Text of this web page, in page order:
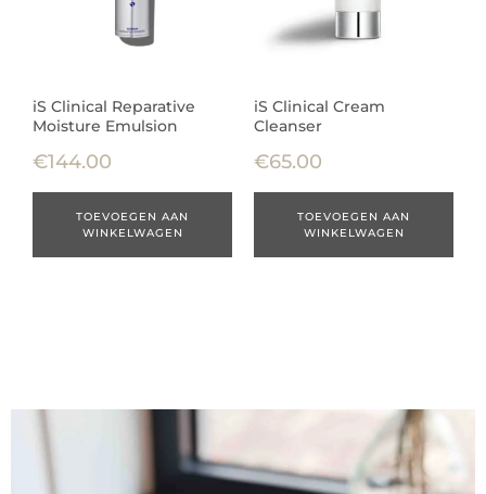
iS Clinical Reparative
Moisture Emulsion
€144.00
TOEVOEGEN AAN
WINKELWAGEN
iS Clinical Cream
Cleanser
€65.00
TOEVOEGEN AAN
WINKELWAGEN